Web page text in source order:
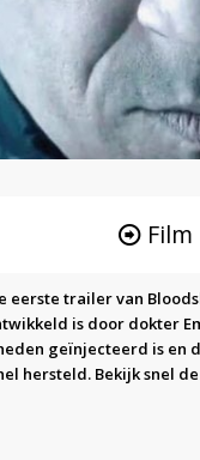
eerste trailer van
is door dokter
geïnjecteerd is en
hersteld. Bekijk snel